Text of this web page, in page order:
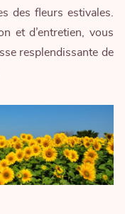
des fleurs estivales.
et d’entretien, vous
resplendissante de